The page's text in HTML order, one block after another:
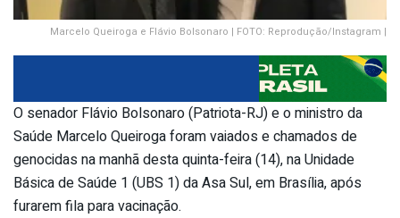
Marcelo Queiroga e Flávio Bolsonaro | FOTO: Reprodução/Instagram |
O senador Flávio Bolsonaro (Patriota-RJ) e o ministro da
Saúde Marcelo Queiroga foram vaiados e chamados de
genocidas na manhã desta quinta-feira (14), na Unidade
Básica de Saúde 1 (UBS 1) da Asa Sul, em Brasília, após
furarem fila para vacinação.